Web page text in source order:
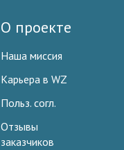
О проекте
Наша миссия
Карьера в WZ
Польз. согл.
Отзывы
заказчиков